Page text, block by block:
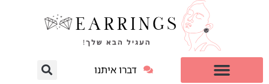
דברו איתנו